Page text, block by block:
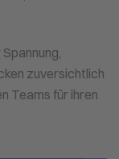
zuversichtlich
Teams für ihren